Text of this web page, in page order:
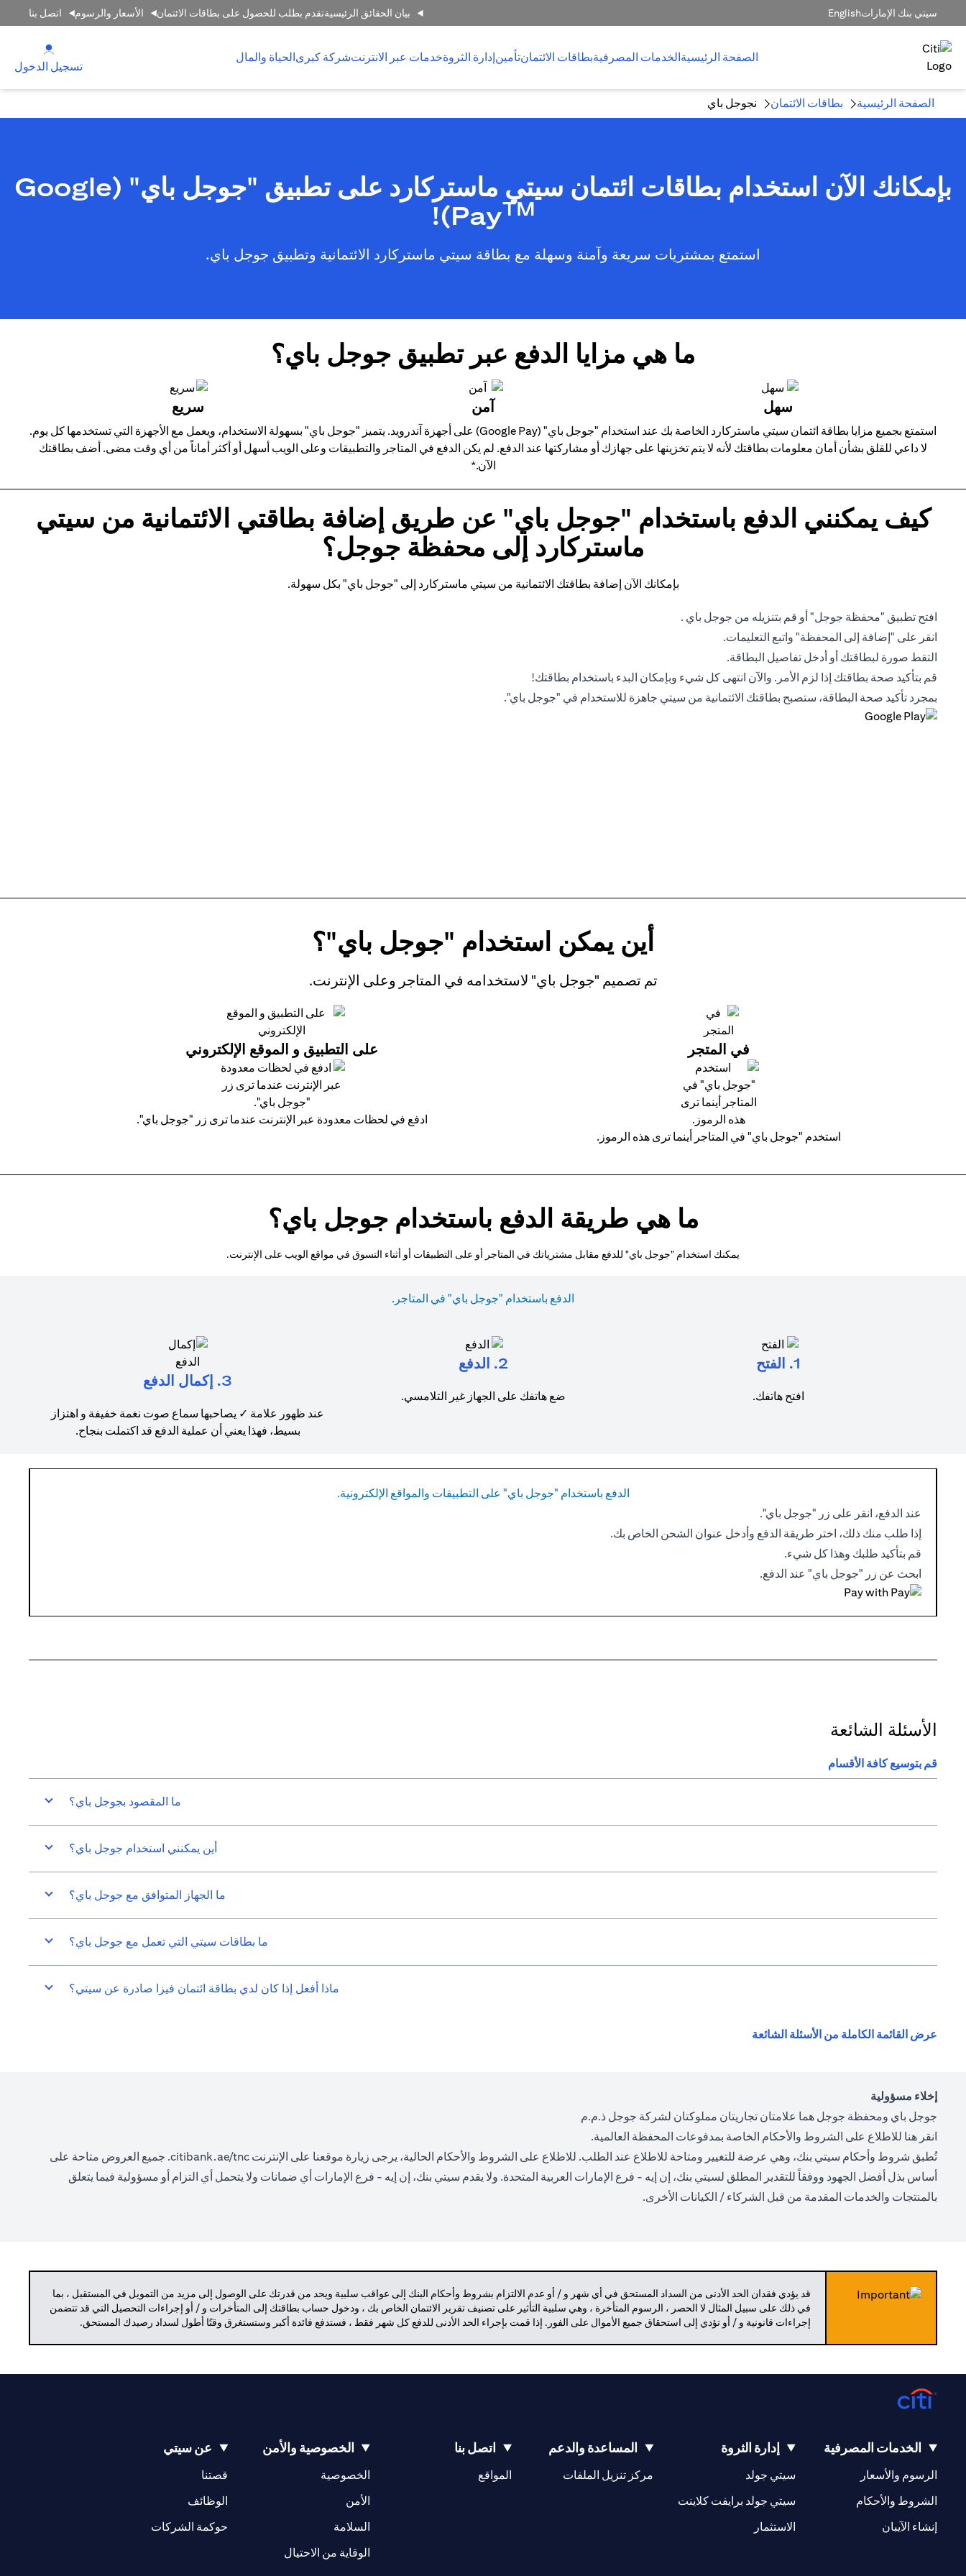
سيتي بنك الإماراتEnglish بيان الحقائق الرئيسيةتقدم بطلب للحصول على بطاقات الائتمان الأسعار والرسوم اتصل بنا
الصفحة الرئيسيةالخدمات المصرفيةبطاقات الائتمانتأمينإدارة الثروةخدمات عبر الانترنتشركة كبرىالحياة والمال
تسجيل الدخول
الصفحة الرئيسية بطاقات الائتمان نجوجل باي
بإمكانك الآن استخدام بطاقات ائتمان سيتي ماستركارد على تطبيق "جوجل باي" (Google
PayTM
)!
استمتع بمشتريات سريعة وآمنة وسهلة مع بطاقة سيتي ماستركارد الائتمانية وتطبيق جوجل باي.
ما هي مزايا الدفع عبر تطبيق جوجل باي؟
سهل آمن سريع
استمتع بجميع مزايا بطاقة ائتمان سيتي ماستركارد الخاصة بك عند استخدام "جوجل باي" (Google Pay) على أجهزة آندرويد. يتميز "جوجل باي" بسهولة الاستخدام، ويعمل مع الأجهزة التي تستخدمها كل يوم.
لا داعي للقلق بشأن أمان معلومات بطاقتك لأنه لا يتم تخزينها على جهازك أو مشاركتها عند الدفع. لم يكن الدفع في المتاجر والتطبيقات وعلى الويب أسهل أو أكثر أماناً من أي وقت مضى. أضف بطاقتك
الآن.*
كيف يمكنني الدفع باستخدام "جوجل باي" عن طريق إضافة بطاقتي الائتمانية من سيتي
ماستركارد إلى محفظة جوجل؟
بإمكانك الآن إضافة بطاقتك الائتمانية من سيتي ماستركارد إلى "جوجل باي" بكل سهولة.
افتح تطبيق "محفظة جوجل" أو قم بتنزيله من جوجل باي .
انقر على "إضافة إلى المحفظة" واتبع التعليمات.
التقط صورة لبطاقتك أو أدخل تفاصيل البطاقة.
قم بتأكيد صحة بطاقتك إذا لزم الأمر. والآن انتهى كل شيء وبإمكان البدء باستخدام بطاقتك!
بمجرد تأكيد صحة البطاقة، ستصبح بطاقتك الائتمانية من سيتي جاهزة للاستخدام في "جوجل باي".
أين يمكن استخدام "جوجل باي"؟
تم تصميم "جوجل باي" لاستخدامه في المتاجر وعلى الإنترنت.
في المتجر
استخدم "جوجل باي" في المتاجر أينما ترى هذه الرموز.
على التطبيق و الموقع الإلكتروني
ادفع في لحظات معدودة عبر الإنترنت عندما ترى زر "جوجل باي".
ما هي طريقة الدفع باستخدام جوجل باي؟
يمكنك استخدام "جوجل باي" للدفع مقابل مشترياتك في المتاجر أو على التطبيقات أو أثناء التسوق في مواقع الويب على الإنترنت.
الدفع باستخدام "جوجل باي" في المتاجر.
1. الفتح
افتح هاتفك.
2. الدفع
ضع هاتفك على الجهاز غير التلامسي.
3. إكمال الدفع
عند ظهور علامة ✓ يصاحبها سماع صوت نغمة خفيفة و اهتزاز
بسيط، فهذا يعني أن عملية الدفع قد اكتملت بنجاح.
الدفع باستخدام "جوجل باي" على التطبيقات والمواقع الإلكترونية.
عند الدفع، انقر على زر "جوجل باي".
إذا طلب منك ذلك، اختر طريقة الدفع وأدخل عنوان الشحن الخاص بك.
قم بتأكيد طلبك وهذا كل شيء.
ابحث عن زر "جوجل باي" عند الدفع.
الأسئلة الشائعة
قم بتوسيع كافة الأقسام
ما المقصود بجوجل باي؟
أين يمكنني استخدام جوجل باي؟
ما الجهاز المتوافق مع جوجل باي؟
ما بطاقات سيتي التي تعمل مع جوجل باي؟
ماذا أفعل إذا كان لدي بطاقة ائتمان فيزا صادرة عن سيتي؟
عرض القائمة الكاملة من الأسئلة الشائعة
إخلاء مسؤولية
جوجل باي ومحفظة جوجل هما علامتان تجاريتان مملوكتان لشركة جوجل ذ.م.م
انقر هنا للاطلاع على الشروط والأحكام الخاصة بمدفوعات المحفظة العالمية.
تُطبق شروط وأحكام سيتي بنك، وهي عرضة للتغيير ومتاحة للاطلاع عند الطلب. للاطلاع على الشروط والأحكام الحالية، يرجى زيارة موقعنا على الإنترنت citibank.ae/tnc. جميع العروض متاحة على
أساس بذل أفضل الجهود ووفقاً للتقدير المطلق لسيتي بنك، إن إيه - فرع الإمارات العربية المتحدة. ولا يقدم سيتي بنك، إن إيه - فرع الإمارات أي ضمانات ولا يتحمل أي التزام أو مسؤولية فيما يتعلق
بالمنتجات والخدمات المقدمة من قبل الشركاء / الكيانات الأخرى.
قد يؤدي فقدان الحد الأدنى من السداد المستحق في أي شهر و / أو عدم الالتزام بشروط وأحكام البنك إلى عواقب سلبية ويحد من قدرتك على الوصول إلى مزيد من التمويل في المستقبل ، بما
في ذلك على سبيل المثال لا الحصر ، الرسوم المتأخرة ، وهي سلبية التأثير على تصنيف تقرير الائتمان الخاص بك ، ودخول حساب بطاقتك إلى المتأخرات و / أو إجراءات التحصيل التي قد تتضمن
إجراءات قانونية و / أو تؤدي إلى استحقاق جميع الأموال على الفور. إذا قمت بإجراء الحد الأدنى للدفع كل شهر فقط ، فستدفع فائدة أكبر وستستغرق وقتًا أطول لسداد رصيدك المستحق.
الخدمات المصرفية
الرسوم والأسعار
الشروط والأحكام
إنشاء الآيبان
إدارة الثروة
سيتي جولد
سيتي جولد برايفت كلاينت
الاستثمار
المساعدة والدعم
مركز تنزيل الملفات
اتصل بنا
المواقع
(opens in a new tab)
الخصوصية والأمن
الخصوصية
الأمن
السلامة
الوقاية من الاحتيال
عن سيتي
قصتنا
(opens in a new tab)
الوظائف
(opens in a new tab)
حوكمة الشركات
(opens in a new tab)